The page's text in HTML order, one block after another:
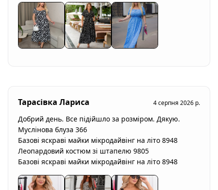
Тарасівка Лариса 4 серпня 2026 р.
Добрий день. Все підійшло за розміром. Дякую.
Муслінова блуза 366
Базові яскраві майки мікродайвінг на літо 8948
Леопардовий костюм зі штапелю 9805
Базові яскраві майки мікродайвінг на літо 8948